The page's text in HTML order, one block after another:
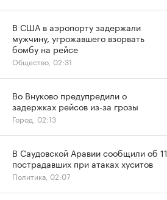
В США в аэропорту задержали
мужчину, угрожавшего взорвать
бомбу на рейсе
Общество, 02:31
Во Внуково предупредили о
задержках рейсов из-за грозы
Город, 02:13
В Саудовской Аравии сообщили об 11
пострадавших при атаках хуситов
Политика, 02:07